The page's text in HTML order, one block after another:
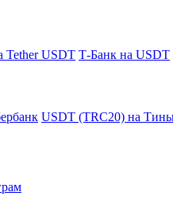
Tether USDT Т-Банк на USDT
USDT (TRC20) на